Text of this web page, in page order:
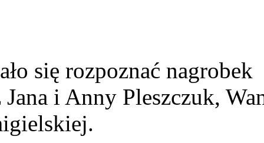
się rozpoznać nagrobek
i Anny Pleszczuk,